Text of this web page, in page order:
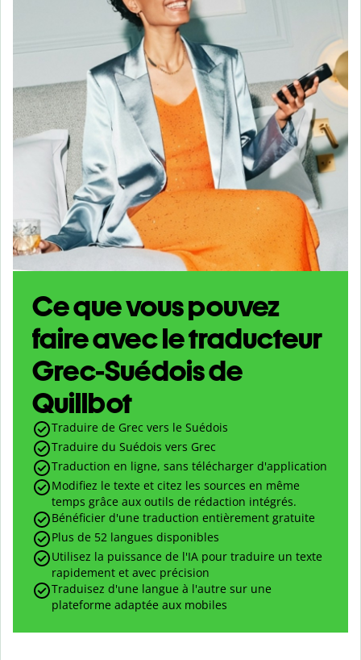
Ce que vous pouvez
faire avec le traducteur
Grec-Suédois de
Quillbot
Traduire de Grec vers le Suédois
Traduire du Suédois vers Grec
Traduction en ligne, sans télécharger d'application
Modifiez le texte et citez les sources en même
temps grâce aux outils de rédaction intégrés.
Bénéficier d'une traduction entièrement gratuite
Plus de 52 langues disponibles
Utilisez la puissance de l'IA pour traduire un texte
rapidement et avec précision
Traduisez d'une langue à l'autre sur une
plateforme adaptée aux mobiles